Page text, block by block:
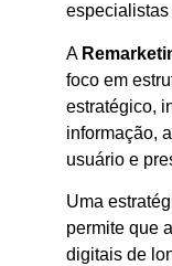
A
foco em
estratégico,
informação,
usuário e
Uma
permite que
digitais de